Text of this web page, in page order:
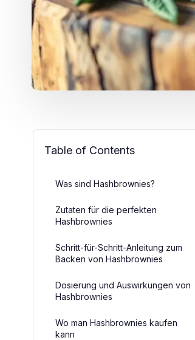
Table of Contents
Was sind Hashbrownies?
Zutaten für die perfekten
Hashbrownies
Schritt-für-Schritt-Anleitung zum
Backen von Hashbrownies
Dosierung und Auswirkungen von
Hashbrownies
Wo man Hashbrownies kaufen
kann